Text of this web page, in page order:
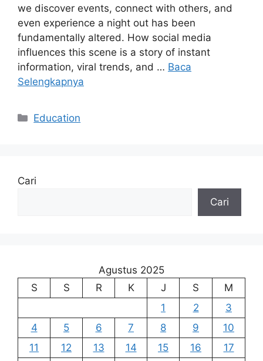
we discover events, connect with others, and
even experience a night out has been
fundamentally altered. How social media
influences this scene is a story of instant
information, viral trends, and … Baca
Selengkapnya
Kategori
Education
Cari
Cari
Agustus 2025
S
S R K J S
M
1
2
3
4
5 6 7 8 9
10
11
12 13 14 15 16
17